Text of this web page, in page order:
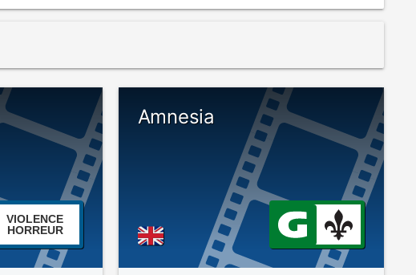
VIOLENCE
HORREUR
Amnesia